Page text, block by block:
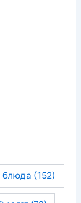
блюда (152)